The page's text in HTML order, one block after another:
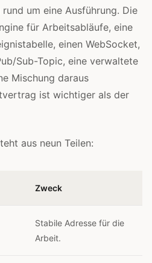
um eine Ausführung. Die
für Arbeitsabläufe, eine
einen WebSocket,
Sub-Topic, eine verwaltete
Mischung daraus
ist wichtiger als der
aus neun Teilen:
Zweck
Stabile Adresse für die
Arbeit.